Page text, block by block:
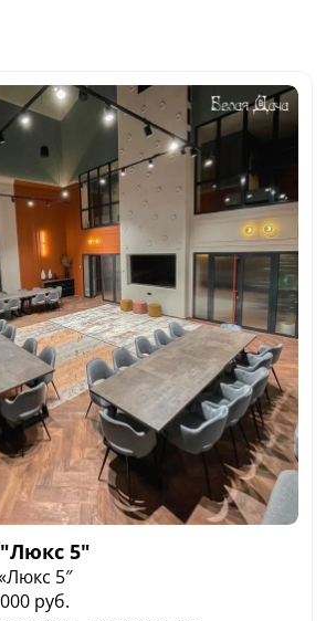
5"
5″
руб.